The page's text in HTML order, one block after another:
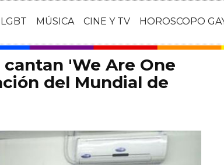
LGBT MÚSICA CINE Y TV HOROSCOPO
'We Are One
del Mundial de